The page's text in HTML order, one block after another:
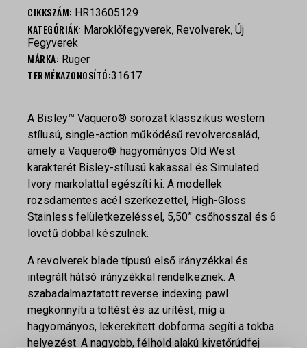
CIKKSZÁM: HR13605129
KATEGÓRIÁK: Maroklőfegyverek, Revolverek, Új
Fegyverek
MÁRKA: Ruger
TERMÉKAZONOSÍTÓ:31617
A Bisley™ Vaquero® sorozat klasszikus western
stílusú, single-action működésű revolvercsalád,
amely a Vaquero® hagyományos Old West
karakterét Bisley-stílusú kakassal és Simulated
Ivory markolattal egészíti ki. A modellek
rozsdamentes acél szerkezettel, High-Gloss
Stainless felületkezeléssel, 5,50” csőhosszal és 6
lövetű dobbal készülnek.
A revolverek blade típusú első irányzékkal és
integrált hátsó irányzékkal rendelkeznek. A
szabadalmaztatott reverse indexing pawl
megkönnyíti a töltést és az ürítést, míg a
hagyományos, lekerekített dobforma segíti a tokba
helyezést. A nagyobb, félhold alakú kivetőrúdfej